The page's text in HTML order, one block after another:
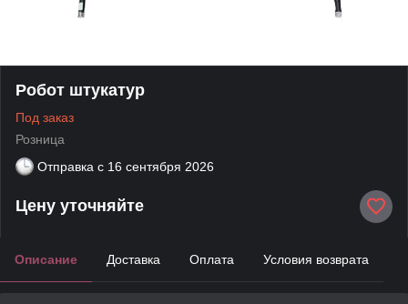
Робот штукатур
Под заказ
Розница
Отправка с 16 сентября 2026
Цену уточняйте
Описание Доставка Оплата Условия возврата